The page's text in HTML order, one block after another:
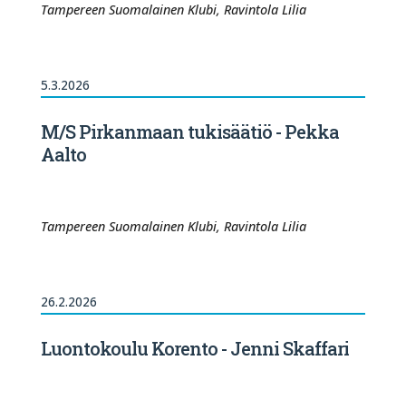
Tampereen Suomalainen Klubi, Ravintola Lilia
5.3.2026
M/S Pirkanmaan tukisäätiö - Pekka
Aalto
Tampereen Suomalainen Klubi, Ravintola Lilia
26.2.2026
Luontokoulu Korento - Jenni Skaffari